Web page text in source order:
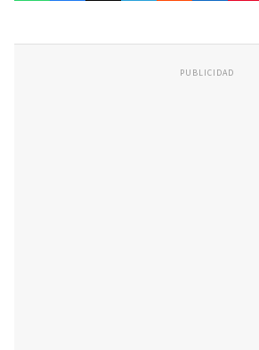
PUBLICIDAD